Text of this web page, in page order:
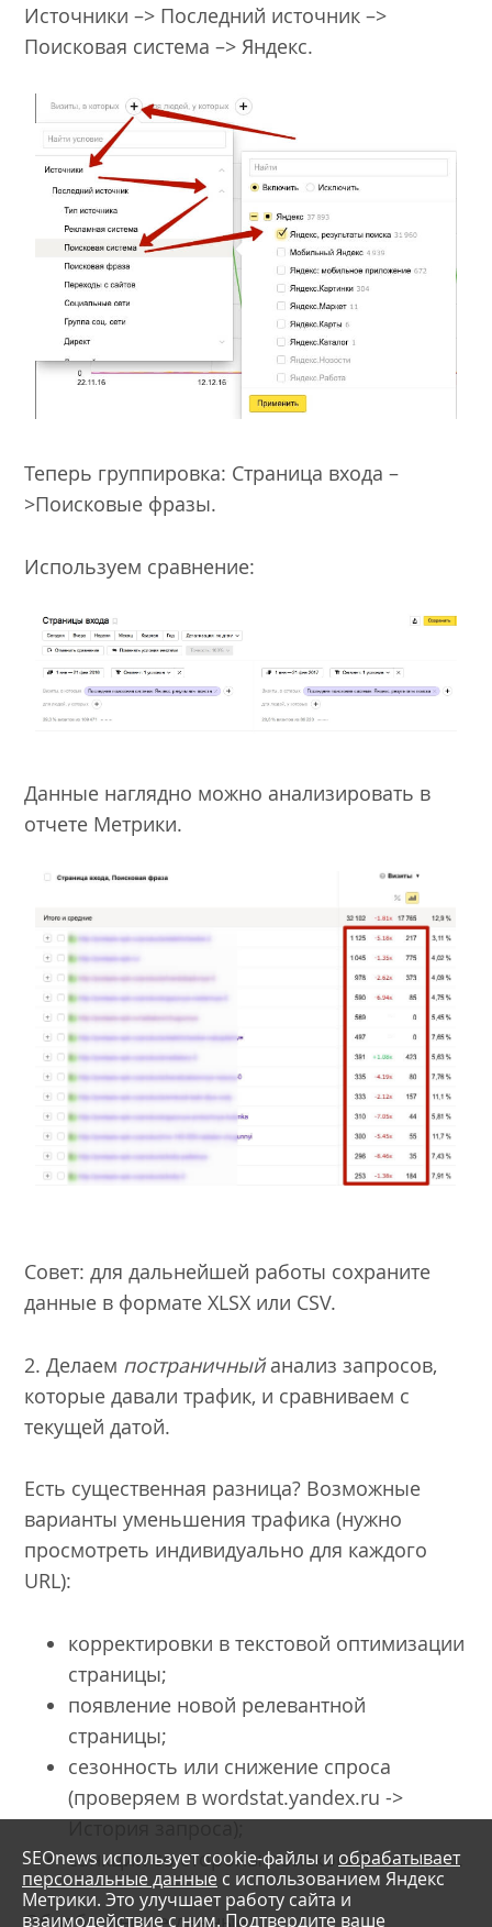
Источники –> Последний источник –>
Поисковая система –> Яндекс.
Теперь группировка: Страница входа –
>Поисковые фразы.
Используем сравнение:
Данные наглядно можно анализировать в
отчете Метрики.
Совет: для дальнейшей работы сохраните
данные в формате XLSX или CSV.
2. Делаем постраничныйанализ запросов,
которые давали трафик, и сравниваем с
текущей датой.
Есть существенная разница? Возможные
варианты уменьшения трафика (нужно
просмотреть индивидуально для каждого
URL):
корректировки в текстовой оптимизации
страницы;
появление новой релевантной
страницы;
сезонность или снижение спроса
(проверяем в wordstat.yandex.ru ->
История запроса);
санкции со стороны поисковой системы.
Обработанные данные
SEOnews использует cookie-файлы и обрабатывает
персональные данные с использованием Яндекс
Метрики. Это улучшает работу сайта и
взаимодействие с ним. Подтвердите ваше